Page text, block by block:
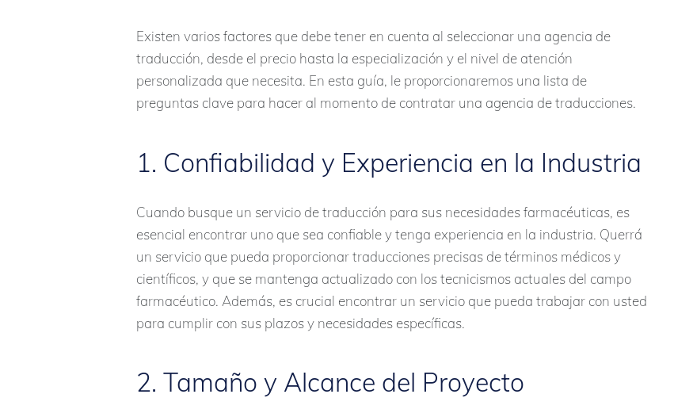
Existen varios factores que debe tener en cuenta al seleccionar una agencia de
traducción, desde el precio hasta la especialización y el nivel de atención
personalizada que necesita. En esta guía, le proporcionaremos una lista de
preguntas clave para hacer al momento de contratar una agencia de traducciones.
1. Confiabilidad y Experiencia en la Industria
Cuando busque un servicio de traducción para sus necesidades farmacéuticas, es
esencial encontrar uno que sea confiable y tenga experiencia en la industria. Querrá
un servicio que pueda proporcionar traducciones precisas de términos médicos y
científicos, y que se mantenga actualizado con los tecnicismos actuales del campo
farmacéutico. Además, es crucial encontrar un servicio que pueda trabajar con usted
para cumplir con sus plazos y necesidades específicas.
2. Tamaño y Alcance del Proyecto